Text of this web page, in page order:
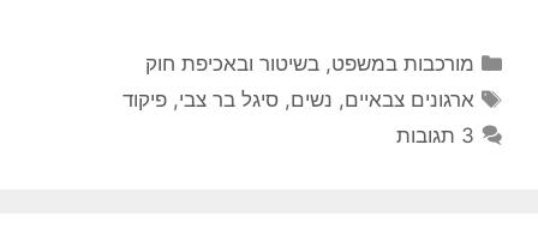
קטגוריות
מורכבות במשפט, בשיטור ובאכיפת חוק
תגיות
ארגונים צבאיים, נשים,סיגל בר צבי,פיקוד
3 תגובות